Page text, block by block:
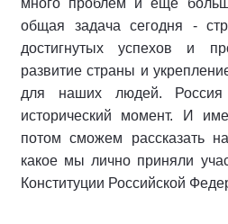
много проблем и еще
общая задача сегодня -
достигнутых успехов и
развитие страны и
для наших людей. Россия
исторический момент. И
потом сможем рассказать
какое мы лично приняли
Конституции Российской